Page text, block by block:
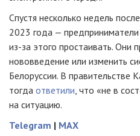
Спустя несколько недель
2023 года — предприниматели
из-за этого простаивать. Они
нововведение или изменить
Белоруссии. В правительстве
тогда ответили, что «не в
на ситуацию.
Telegram | MAX